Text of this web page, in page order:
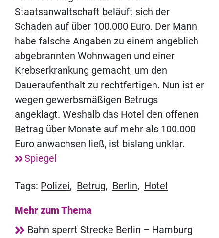
Staatsanwaltschaft beläuft sich der
Schaden auf über 100.000 Euro. Der Mann
habe falsche Angaben zu einem angeblich
abgebrannten Wohnwagen und einer
Krebserkrankung gemacht, um den
Daueraufenthalt zu rechtfertigen. Nun ist er
wegen gewerbsmäßigen Betrugs
angeklagt. Weshalb das Hotel den offenen
Betrag über Monate auf mehr als 100.000
Euro anwachsen ließ, ist bislang unklar.
Spiegel
Tags: Polizei, Betrug, Berlin, Hotel
Mehr zum Thema
Bahn sperrt Strecke Berlin – Hamburg